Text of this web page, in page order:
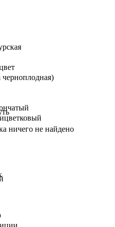
ничего не найдено